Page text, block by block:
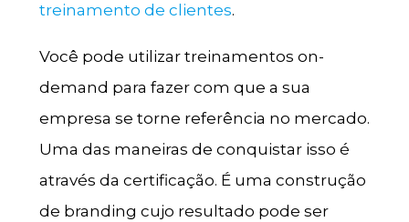
treinamento de clientes.
Você pode utilizar treinamentos on-
demand para fazer com que a sua
empresa se torne referência no mercado.
Uma das maneiras de conquistar isso é
através da certificação. É uma construção
de branding cujo resultado pode ser